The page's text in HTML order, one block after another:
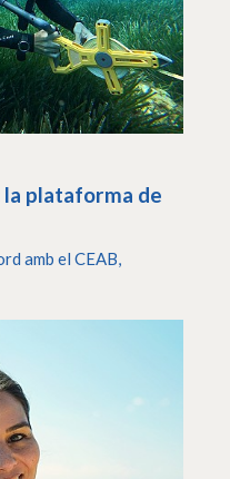
plataforma de
amb el CEAB,